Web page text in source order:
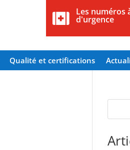
 Les numéros
d'urgence
Qualité et certifications